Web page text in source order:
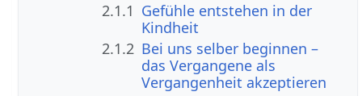
2.1.1 Gefühle entstehen in der
Kindheit
2.1.2 Bei uns selber beginnen –
das Vergangene als
Vergangenheit akzeptieren